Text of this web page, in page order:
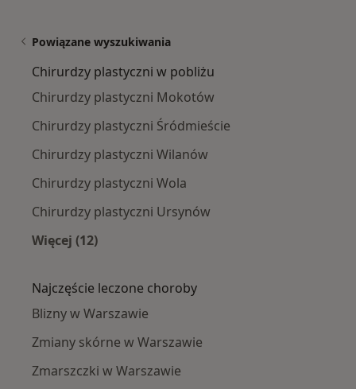
Powiązane wyszukiwania
Chirurdzy plastyczni w pobliżu
Chirurdzy plastyczni Mokotów
Chirurdzy plastyczni Śródmieście
Chirurdzy plastyczni Wilanów
Chirurdzy plastyczni Wola
Chirurdzy plastyczni Ursynów
Więcej (12)
Najczęście leczone choroby
Blizny w Warszawie
Zmiany skórne w Warszawie
Zmarszczki w Warszawie